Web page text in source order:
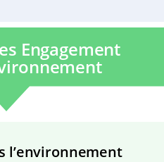
Engagement
l’environnement